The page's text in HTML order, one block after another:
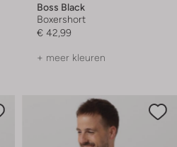
Boss Black
Boxershort
€ 42,99
+ meer kleuren